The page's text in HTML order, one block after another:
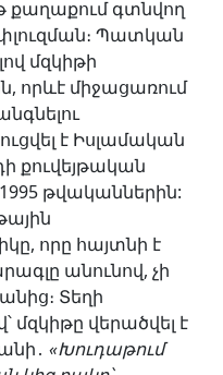
քաղաքում գտնվող
Պատկան
մզկիթի
որևէ միջացառում
է Իսլամական
քուվեյթական
թվականներին:
որը հայտնի է
անունով, չի
Տեղի
մզկիթը վերածվել է
․ «Խուդաթում